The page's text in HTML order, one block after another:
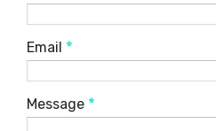
Email *
Message *